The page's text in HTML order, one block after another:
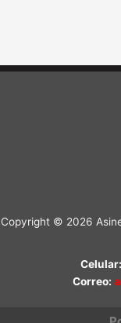
Copyright © 2026
Celular:
Correo: